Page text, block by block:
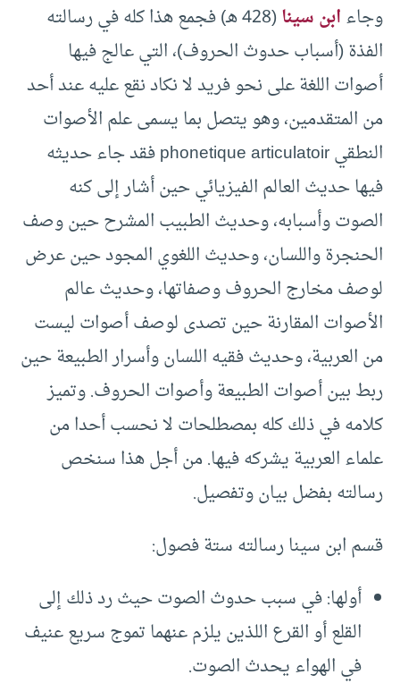
وجاءابن سينا
(428 هـ) فجمع هذا كله في رسالته
الفذة (أسباب حدوث الحروف)، التي عالج فيها
أصوات اللغة على نحو فريد لا نكاد نقع عليه عند أحد
من المتقدمين، وهو يتصل بما يسمى علم الأصوات
النطقي phonetique articulatoir فقد جاء حديثه
فيها حديث العالم الفيزيائي حين أشار إلى كنه
الصوت وأسبابه، وحديث الطبيب المشرح حين وصف
الحنجرة واللسان، وحديث اللغوي المجود حين عرض
لوصف مخارج الحروف وصفاتها، وحديث عالم
الأصوات المقارنة حين تصدى لوصف أصوات ليست
من العربية، وحديث فقيه اللسان وأسرار الطبيعة حين
ربط بين أصوات الطبيعة وأصوات الحروف. وتميز
كلامه في ذلك كله بمصطلحات لا نحسب أحدا من
علماء العربية يشركه فيها. من أجل هذا سنخص
رسالته بفضل بيان وتفصيل.
قسم ابن سينا رسالته ستة فصول:
أولها: في سبب حدوث الصوت حيث رد ذلك إلى
القلع أو القرع اللذين يلزم عنهما تموج سريع عنيف
في الهواء يحدث الصوت.